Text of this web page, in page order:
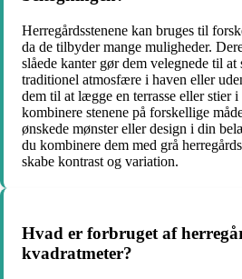
Herregårdsstenene kan bruges til
da de tilbyder mange muligheder.
slåede kanter gør dem velegnede til at
traditionel atmosfære i haven eller
dem til at lægge en terrasse eller stier
kombinere stenene på forskellige
ønskede mønster eller design i din
du kombinere dem med grå
skabe kontrast og variation.
Hvad er forbruget af
kvadratmeter?